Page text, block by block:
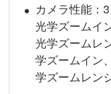
カメラ性能：
光学ズームイ
光学ズームレ
学ズームイン
学ズームレン